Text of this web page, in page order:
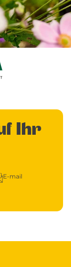
Ihr
E-mail